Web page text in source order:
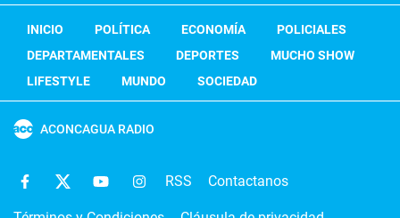
INICIO POLÍTICA ECONOMÍA
POLICIALES
DEPARTAMENTALES
DEPORTES
MUCHO SHOW
LIFESTYLE
MUNDO SOCIEDAD
ACONCAGUA RADIO
RSS Contactanos